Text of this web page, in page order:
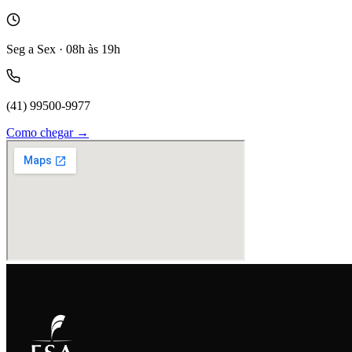
Seg a Sex · 08h às 19h
(41) 99500-9977
Como chegar →